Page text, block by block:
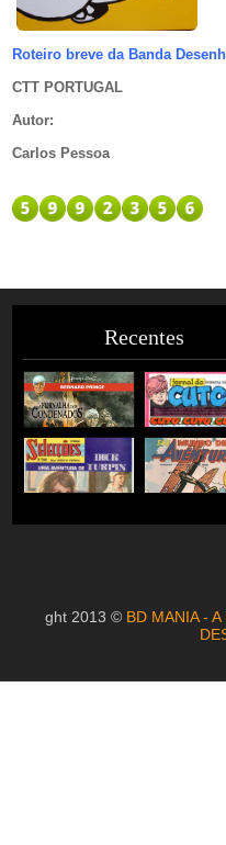
Roteiro breve da Banda
CTT PORTUGAL
Autor:
Carlos Pessoa
Recentes
ght 2013 © BD MANIA -